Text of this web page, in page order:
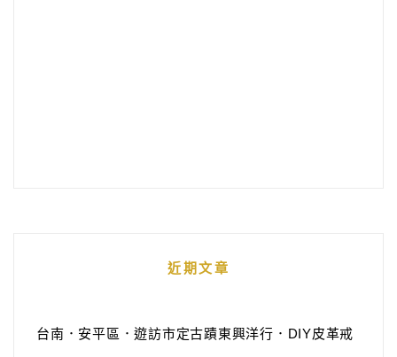
近期文章
台南．安平區．遊訪市定古蹟東興洋行．DIY皮革戒